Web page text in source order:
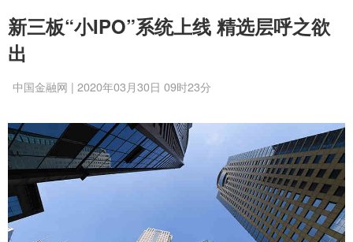
新三板“小IPO”系统上线 精选层呼之欲
出
中国金融网 | 2020年03月30日 09时23分